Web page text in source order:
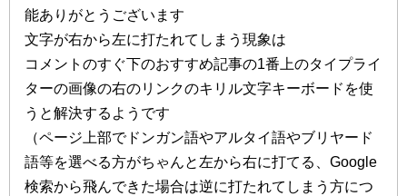
能ありがとうございます
文字が右から左に打たれてしまう現象は
コメントのすぐ下のおすすめ記事の1番上のタイプライ
ターの画像の右のリンクのキリル文字キーボードを使
うと解決するようです
（ページ上部でドンガン語やアルタイ語やブリヤード
語等を選べる方がちゃんと左から右に打てる、Google
検索から飛んできた場合は逆に打たれてしまう方につ